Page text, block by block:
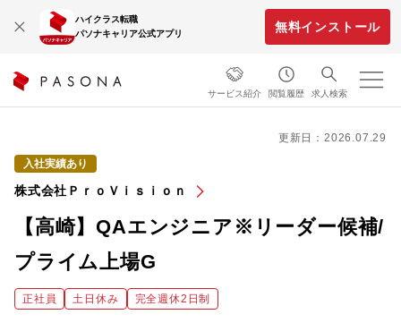
ハイクラス転職
パソナキャリア公式アプリ
無料インストール
サービス紹介 閲覧履歴 求人検索
更新日：2026.07.29
入社実績あり
株式会社ＰｒｏＶｉｓｉｏｎ
【高崎】QAエンジニア※リーダー候補/
プライム上場G
正社員 土日休み 完全週休2日制